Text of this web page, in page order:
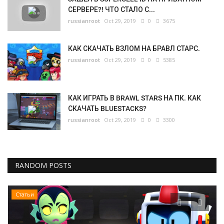
СЕРВЕРЕ?! ЧТО СТАЛО С...
russianroot Oct 29, 2019 0 3675
КАК СКАЧАТЬ ВЗЛОМ НА БРАВЛ СТАРС.
russianroot Oct 29, 2019 0 5385
КАК ИГРАТЬ В BRAWL STARS НА ПК. КАК
СКАЧАТЬ BLUESTACKS?
russianroot Oct 29, 2019 0 3300
RANDOM POSTS
Статьи